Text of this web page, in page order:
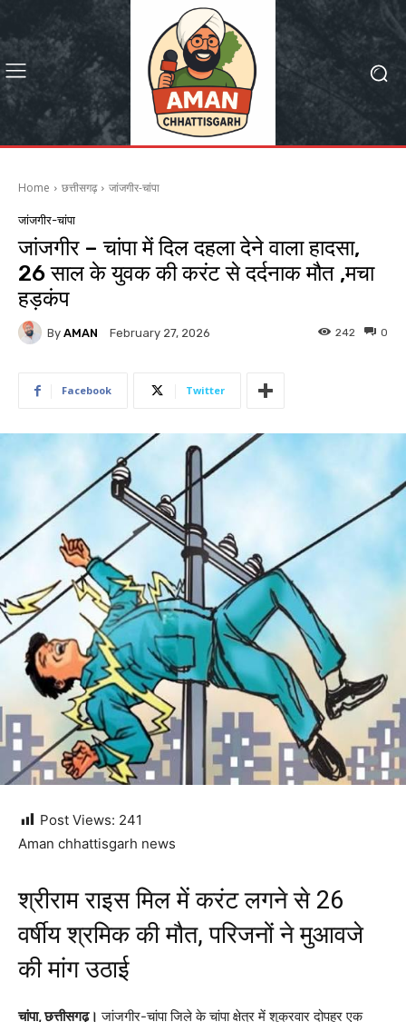
Home छत्तीसगढ़ जांजगीर-चांपा
जांजगीर-चांपा
जांजगीर – चांपा में दिल दहला देने वाला हादसा,
26 साल के युवक की करंट से दर्दनाक मौत ,मचा
हड़कंप
By AMAN February 27, 2026 0
242
Facebook Twitter
Post Views: 241
Aman chhattisgarh news
श्रीराम राइस मिल में करंट लगने से 26
वर्षीय श्रमिक की मौत, परिजनों ने मुआवजे
की मांग उठाई
चांपा, छत्तीसगढ़। जांजगीर-चांपा जिले के चांपा क्षेत्र में शुक्रवार दोपहर एक